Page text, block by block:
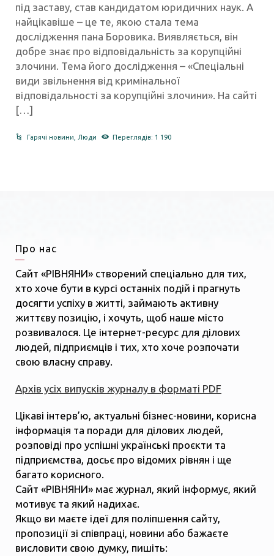
під заставу, став кандидатом юридичних наук. А
найцікавіше – це те, якою стала тема
дослідження пана Боровика. Виявляється, він
добре знає про відповідальність за корупційні
злочини. Тема його дослідження – «Спеціальні
види звільнення від кримінальної
відповідальності за корупційні злочини». На сайті
[…]
Гарячі новини Люди Переглядів: 1 190
Про нас
Сайт «РІВНЯНИ» створений спеціально для тих,
хто хоче бути в курсі останніх подій і прагнуть
досягти успіху в житті, займають активну
життєву позицію, і хочуть, щоб наше місто
розвивалося. Це інтернет-ресурс для ділових
людей, підприємців і тих, хто хоче розпочати
свою власну справу.
Архів усіх випусків журналу в форматі PDF
Цікаві інтерв’ю, актуальні бізнес-новини, корисна
інформація та поради для ділових людей,
розповіді про успішні українські проєкти та
підприємства, досьє про відомих рівнян і ще
багато корисного.
Сайт «РІВНЯНИ» має журнал, який інформує, який
мотивує та який надихає.
Якщо ви маєте ідеї для поліпшення сайту,
пропозиції зі співпраці, новини або бажаєте
висловити свою думку, пишіть: